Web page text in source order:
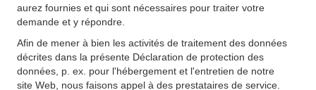
aurez fournies et qui sont nécessaires pour traiter votre
demande et y répondre.
Afin de mener à bien les activités de traitement des données
décrites dans la présente Déclaration de protection des
données, p. ex. pour l'hébergement et l'entretien de notre
site Web, nous faisons appel à des prestataires de service.